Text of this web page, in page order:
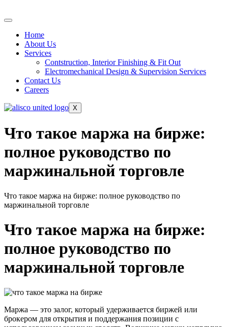
Home
About Us
Services
Contstruction, Interior Finishing & Fit Out
Electromechanical Design & Supervision Services
Contact Us
Careers
X
Что такое маржа на бирже:
полное руководство по
маржинальной торговле
Что такое маржа на бирже: полное руководство по
маржинальной торговле
Что такое маржа на бирже:
полное руководство по
маржинальной торговле
Маржа — это залог, который удерживается биржей или
брокером для открытия и поддержания позиции с